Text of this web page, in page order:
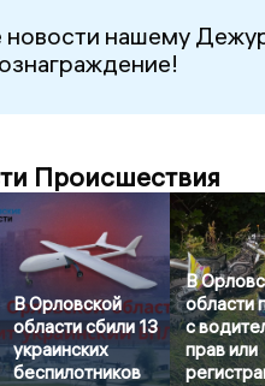
новости нашему
Происшествия
В Орловской
области сбили 13
украинских
беспилотников
В
области
с
прав или